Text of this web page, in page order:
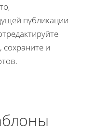
публикации
и